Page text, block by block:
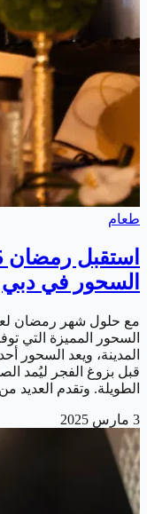
طعام
السحور في دبي
السحور المميزة التي
المدينة، ويعد السحور
قبل بزوغ الفجر ليُمد
الطويلة. وتقدم
3 مارس 2025